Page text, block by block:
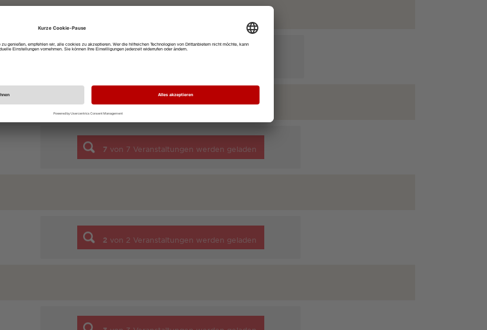
7 von 7 Veranstaltungen werden geladen
2 von 2 Veranstaltungen werden geladen